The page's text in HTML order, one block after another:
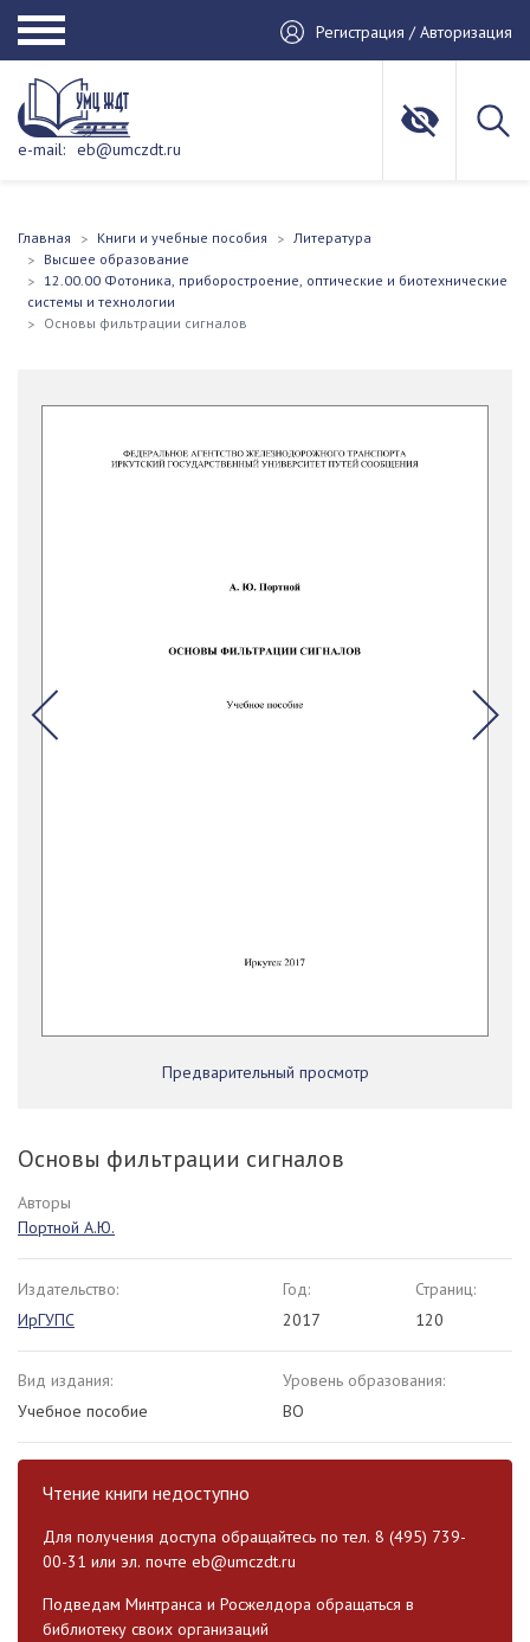
Регистрация / Авторизация
e-mail: eb@umczdt.ru
Главная Книги и учебные пособия
Литература
Высшее образование
12.00.00 Фотоника, приборостроение, оптические и биотехнические
системы и технологии
Основы фильтрации сигналов
Предварительный просмотр
Основы фильтрации сигналов
Авторы
Портной А.Ю.
Издательство:
ИрГУПС
Год:
2017
Страниц:
120
Вид издания:
Учебное пособие
Уровень образования:
ВО
Чтение книги недоступно
Для получения доступа обращайтесь по тел. 8 (495) 739-
00-31 или эл. почте eb@umczdt.ru
Подведам Минтранса и Росжелдора обращаться в
библиотеку своих организаций